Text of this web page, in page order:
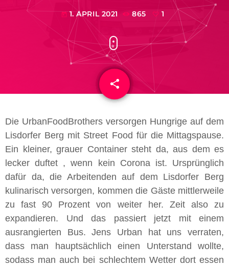
today 1. APRIL 2021 865 1
share
email
Die UrbanFoodBrothers versorgen Hungrige auf dem
Lisdorfer Berg mit Street Food für die Mittagspause.
Ein kleiner, grauer Container steht da, aus dem es
lecker duftet , wenn kein Corona ist. Ursprünglich
dafür da, die Arbeitenden auf dem Lisdorfer Berg
kulinarisch versorgen, kommen die Gäste mittlerweile
zu fast 90 Prozent von weiter her. Zeit also zu
expandieren. Und das passiert jetzt mit einem
ausrangierten Bus. Jens Urban hat uns verraten,
dass man hauptsächlich einen Unterstand wollte,
sodass man auch bei schlechtem Wetter dort essen